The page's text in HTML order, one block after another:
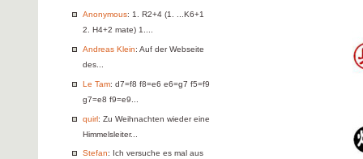
Anonymous: 1. R2+4 (1. ...K6+1
2. H4+2 mate) 1....
Andreas Klein: Auf der Webseite
des...
Le Tam: d7=f8 f8=e6 e6=g7 f5=f9
g7=e8 f9=e9...
quirl: Zu Weihnachten wieder eine
Himmelsleiter...
Stefan: Ich versuche es mal aus